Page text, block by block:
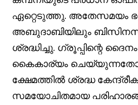
ഏറ്റെടുത്തു. അതേസമയം
അബുദാബിയിലും ബിസിനസ്
ശ്രദ്ധിച്ചു. ഗ്രൂപ്പിന്റെ
കൈകാര്യം
ക്ഷേമത്തിൽ ശ്രദ്ധ
സമയോചിതമായ